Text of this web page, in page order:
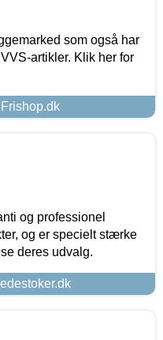
som også har
artikler. Klik her for
og professionel
og er specielt stærke
deres udvalg.